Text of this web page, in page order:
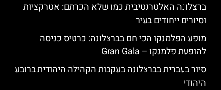
ברצלונה האלטרנטיבית כמו שלא הכרתם: אטרקציות
וסיורים ייחודים בעיר
מופע הפלמנקו הכי חם בברצלונה: כרטיס כניסה
להופעת פלמנקו – Gran Gala
סיור בעברית בברצלונה בעקבות הקהילה היהודית ברובע
היהודי